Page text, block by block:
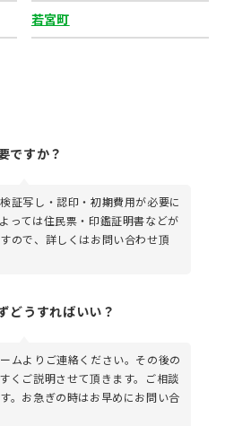
若宮町
ですか？
証写し・認印・初期費用が必要に
っては住民票・印鑑証明書などが
ので、詳しくはお問い合わせ頂
どうすればいい？
ムよりご連絡ください。その後の
くご説明させて頂きます。ご相談
。お急ぎの時はお早めにお問い合